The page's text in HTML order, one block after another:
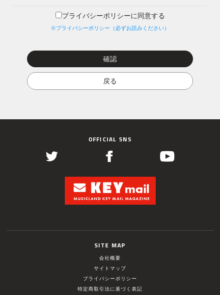
プライバシーポリシーに同意する
※プライバシーポリシー（必ずお読みください）
OFFICIAL SNS
SITE MAP
会社概要
サイトマップ
プライバシーポリシー
特定商取引法に基づく表記